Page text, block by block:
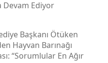
Devam Ediyor
Başkanı Ötüken
Hayvan Barınağı
“sorumlular En Ağır